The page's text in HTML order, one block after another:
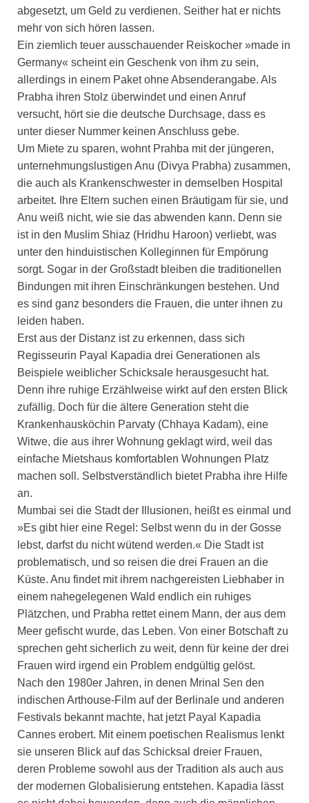
abgesetzt, um Geld zu verdienen. Seither hat er nichts
mehr von sich hören lassen.
Ein ziemlich teuer ausschauender Reiskocher »made in
Germany« scheint ein Geschenk von ihm zu sein,
allerdings in einem Paket ohne Absenderangabe. Als
Prabha ihren Stolz überwindet und einen Anruf
versucht, hört sie die deutsche Durchsage, dass es
unter dieser Nummer keinen Anschluss gebe.
Um Miete zu sparen, wohnt Prahba mit der jüngeren,
unternehmungslustigen Anu (Divya Prabha) zusammen,
die auch als Krankenschwester in demselben Hospital
arbeitet. Ihre Eltern suchen einen Bräutigam für sie, und
Anu weiß nicht, wie sie das abwenden kann. Denn sie
ist in den Muslim Shiaz (Hridhu Haroon) verliebt, was
unter den hinduistischen Kolleginnen für Empörung
sorgt. Sogar in der Großstadt bleiben die traditionellen
Bindungen mit ihren Einschränkungen bestehen. Und
es sind ganz besonders die Frauen, die unter ihnen zu
leiden haben.
Erst aus der Distanz ist zu erkennen, dass sich
Regisseurin Payal Kapadia drei Generationen als
Beispiele weiblicher Schicksale herausgesucht hat.
Denn ihre ruhige Erzählweise wirkt auf den ersten Blick
zufällig. Doch für die ältere Generation steht die
Krankenhausköchin Parvaty (Chhaya Kadam), eine
Witwe, die aus ihrer Wohnung geklagt wird, weil das
einfache Mietshaus komfortablen Wohnungen Platz
machen soll. Selbstverständlich bietet Prabha ihre Hilfe
an.
Mumbai sei die Stadt der Illusionen, heißt es einmal und
»Es gibt hier eine Regel: Selbst wenn du in der Gosse
lebst, darfst du nicht wütend werden.« Die Stadt ist
problematisch, und so reisen die drei Frauen an die
Küste. Anu findet mit ihrem nachgereisten Liebhaber in
einem nahegelegenen Wald endlich ein ruhiges
Plätzchen, und Prabha rettet einem Mann, der aus dem
Meer gefischt wurde, das Leben. Von einer Botschaft zu
sprechen geht sicherlich zu weit, denn für keine der drei
Frauen wird irgend ein Problem endgültig gelöst.
Nach den 1980er Jahren, in denen Mrinal Sen den
indischen Arthouse-Film auf der Berlinale und anderen
Festivals bekannt machte, hat jetzt Payal Kapadia
Cannes erobert. Mit einem poetischen Realismus lenkt
sie unseren Blick auf das Schicksal dreier Frauen,
deren Probleme sowohl aus der Tradition als auch aus
der modernen Globalisierung entstehen. Kapadia lässt